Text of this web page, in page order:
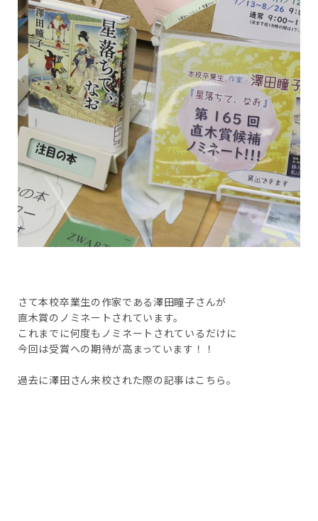
さて本校卒業生の作家である澤田瞳子さんが
直木賞のノミネートされています。
これまでに何度もノミネートされているだけに
今回は受賞への期待が高まっています！！
過去に澤田さん来校された際の記事はこちら。